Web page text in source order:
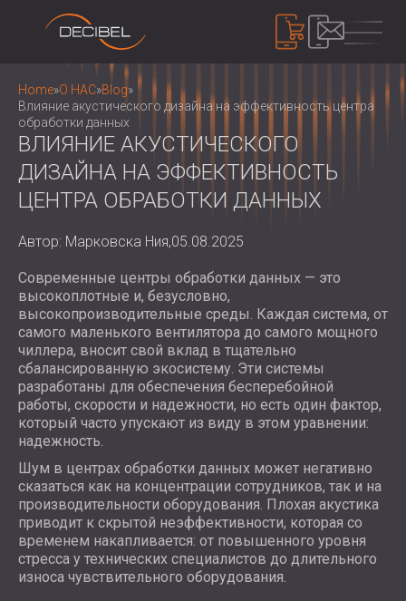
ПРОДУКТЫ
ЗВУКОИЗОЛЯЦИЯ
ЗВУКОИЗОЛЯЦИЯ ДЛЯ СТЕН
ЗВУКОИЗОЛЯЦИЯ ДЛЯ ПОТОЛКОВ
ЗВУКОИЗОЛЯЦИОННЫЕ ДВЕРИ
АКУСТИЧЕСКИЕ ПАНЕЛИ
DIVIDERS
ПЕРФОРИРОВАННЫЕ ДЕРЕВЯННЫЕ
АКУСТИЧЕСКИЕ ПАНЕЛИ
АКУСТИЧЕСКИЕ ПАНЕЛИ И
ПЕРЕГОРОДКИ С ТЕКСТИЛЬНЫМ
ПОКРЫТИЕМ
РЕЕЧНЫЕ ДЕРЕВЯННЫЕ
АКУСТИЧЕСКИЕ ПАНЕЛИ
WOOD WOOL АКУСТИЧЕСКИЕ ПАНЕЛИ
ПОГЛОТИТЕЛИ ПЕНЫ И БАСОВЫЕ
ЛОВУШКИ
ВСЕ АКУСТИЧЕСКИЕ ПАНЕЛИ
ЗВУКОИЗОЛЯЦИОННЫЕ КОРПУСА,
КАБИНЫ И БАРЬЕРЫ
ЖАЛЮЗИ И ГЛУШИТЕЛИ
ANTI VIBRATION MOUNTS, PADS AND
HANGERS
КАБИНЫ ДЛЯ АУДИОЛОГОВ
УСТРОЙСТВА
ИЗМЕРИТЕЛИ УРОВНЯ ЗВУКА
ЗВУКОИЗОЛЯЦИОННОЕ УСТРОЙСТВО,
ДОЗИМЕТРЫ И ЗАЩИТНЫЕ
КОМПЛЕКТЫ
О НАС
КТО МЫ
BLOG
R & D
НОВОСТИ
VIDEO
РЕКОМЕНДАЦИИ
ЧЛЕНСТВО
СЕКТОРОВ
ЗВУКОИЗОЛЯЦИЯ И АКУСТИКА ДЛЯ
ЖИЛЫЕ ДОМА
C SOUND INSULATION AND ACOUSTICS
FOR PRODUCTION FACILITIES
ЗВУКОИЗОЛЯЦИЯ И АКУСТИКА ДЛЯ
ОФИСЫ
СЕРВИСЫ
АКУСТИЧЕСКИЙ КОНСАЛТИНГ
АКУСТИЧЕСКОЕ МОДЕЛИРОВАНИЕ
АКУСТИЧЕСКАЯ ИНЖЕНЕРИЯ
ИЗМЕРЕНИЕ
ПРОЕКТЫ
КОНТАКТЫ
Home»О НАС»Blog»
Влияние акустического дизайна на эффективность центра
обработки данных
ВЛИЯНИЕ АКУСТИЧЕСКОГО
ДИЗАЙНА НА ЭФФЕКТИВНОСТЬ
ЦЕНТРА ОБРАБОТКИ ДАННЫХ
Автор: Марковска Ния,05.08.2025
Современные центры обработки данных — это
высокоплотные и, безусловно,
высокопроизводительные среды. Каждая система, от
самого маленького вентилятора до самого мощного
чиллера, вносит свой вклад в тщательно
сбалансированную экосистему. Эти системы
разработаны для обеспечения бесперебойной
работы, скорости и надежности, но есть один фактор,
который часто упускают из виду в этом уравнении:
надежность.
Шум в центрах обработки данных может негативно
сказаться как на концентрации сотрудников, так и на
производительности оборудования. Плохая акустика
приводит к скрытой неэффективности, которая со
временем накапливается: от повышенного уровня
стресса у технических специалистов до длительного
износа чувствительного оборудования.